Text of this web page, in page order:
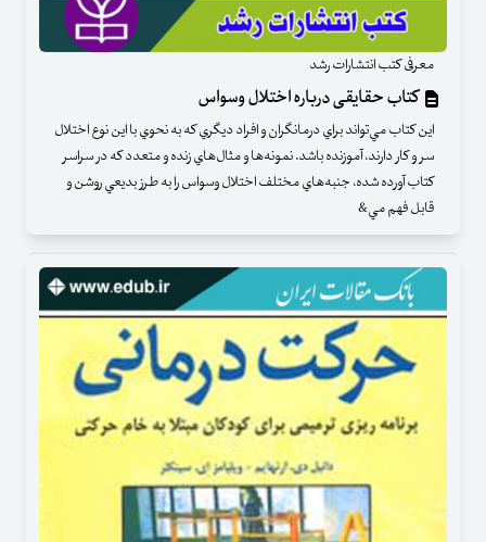
معرفی کتب انتشارات رشد
کتاب حقایقی درباره اختلال وسواس
این کتاب مي‌تواند براي درمانگران و افراد ديگري كه به نحوي با اين نوع اختلال
سر و كار دارند، آموزنده باشد. نمونه‌ها و مثال‌هاي زنده و متعدد كه در سراسر
كتاب آورده شده، جنبه‌هاي مختلف اختلال وسواس را به طرز بديعي روشن و
قابل فهم مي&